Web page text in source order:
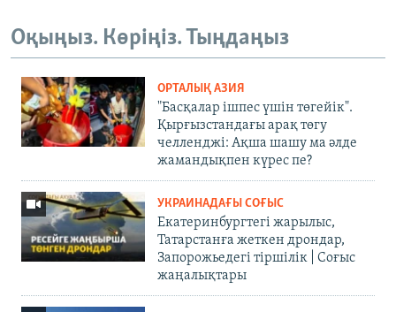
Оқыңыз. Көріңіз. Тыңдаңыз
ОРТАЛЫҚ АЗИЯ
"Басқалар ішпес үшін төгейік".
Қырғызстандағы арақ төгу
челленджі: Ақша шашу ма әлде
жамандықпен күрес пе?
УКРАИНАДАҒЫ СОҒЫС
Екатеринбургтегі жарылыс,
Татарстанға жеткен дрондар,
Запорожьедегі тіршілік | Cоғыс
жаңалықтары